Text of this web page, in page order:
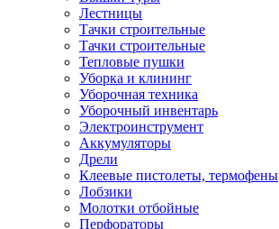
Лестницы
Тачки строительные
Тачки строительные
Тепловые пушки
Уборка и клининг
Уборочная техника
Уборочный инвентарь
Электроинструмент
Аккумуляторы
Дрели
Клеевые пистолеты, термофены
Лобзики
Молотки отбойные
Перфораторы